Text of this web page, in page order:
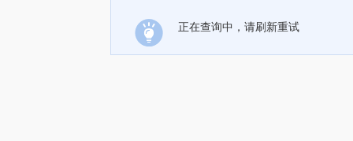
正在查询中，请刷新重试